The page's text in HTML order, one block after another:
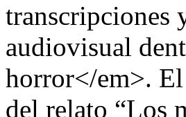
transcripciones
audiovisual
horror</em>.
del relato “Los